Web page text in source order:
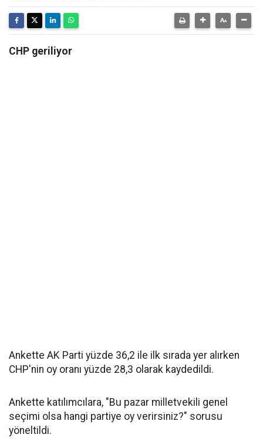
CHP geriliyor
Ankette AK Parti yüzde 36,2 ile ilk sırada yer alırken
CHP'nin oy oranı yüzde 28,3 olarak kaydedildi.
Ankette katılımcılara, "Bu pazar milletvekili genel
seçimi olsa hangi partiye oy verirsiniz?" sorusu
yöneltildi.